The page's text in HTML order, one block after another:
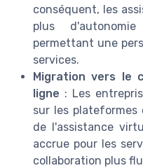
conséquent, les
plus
permettant une
services.
Migration vers le
ligne : Les
sur les
de l'assistance
accrue pour les
collaboration plus